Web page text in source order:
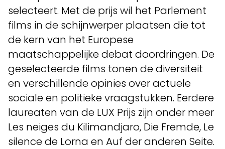
selecteert. Met de prijs wil het Parlement
films in de schijnwerper plaatsen die tot
de kern van het Europese
maatschappelijke debat doordringen. De
geselecteerde films tonen de diversiteit
en verschillende opinies over actuele
sociale en politieke vraagstukken. Eerdere
laureaten van de LUX Prijs zijn onder meer
Les neiges du Kilimandjaro, Die Fremde, Le
silence de Lorna en Auf der anderen Seite.